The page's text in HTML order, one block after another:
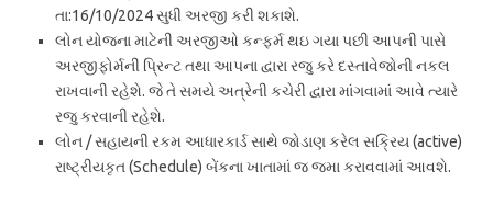
તા:16/10/2024 સુધી અરજી કરી શકાશે.
લોન યોજના માટેની અરજીઓ કન્ફર્મ થઇ ગયા પછી આપની પાસે
અરજીફોર્મની પ્રિન્ટ તથા આપના દ્વારા રજુ કરે દસ્તાવેજોની નકલ
રાખવાની રહેશે. જે તે સમયે અત્રેની કચેરી દ્વારા માંગવામાં આવે ત્યારે
રજુ કરવાની રહેશે.
લોન / સહાયની રકમ આધારકાર્ડ સાથે જોડાણ કરેલ સક્રિય (active)
રાષ્ટ્રીયકૃત (Schedule) બેંકના ખાતામાં જ જમા કરાવવામાં આવશે.